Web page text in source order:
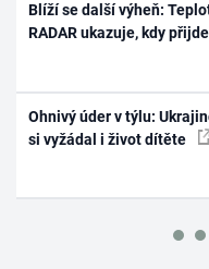
Blíží se další výheň:
RADAR ukazuje, kdy
Ohnivý úder v týlu:
si vyžádal i život dítěte